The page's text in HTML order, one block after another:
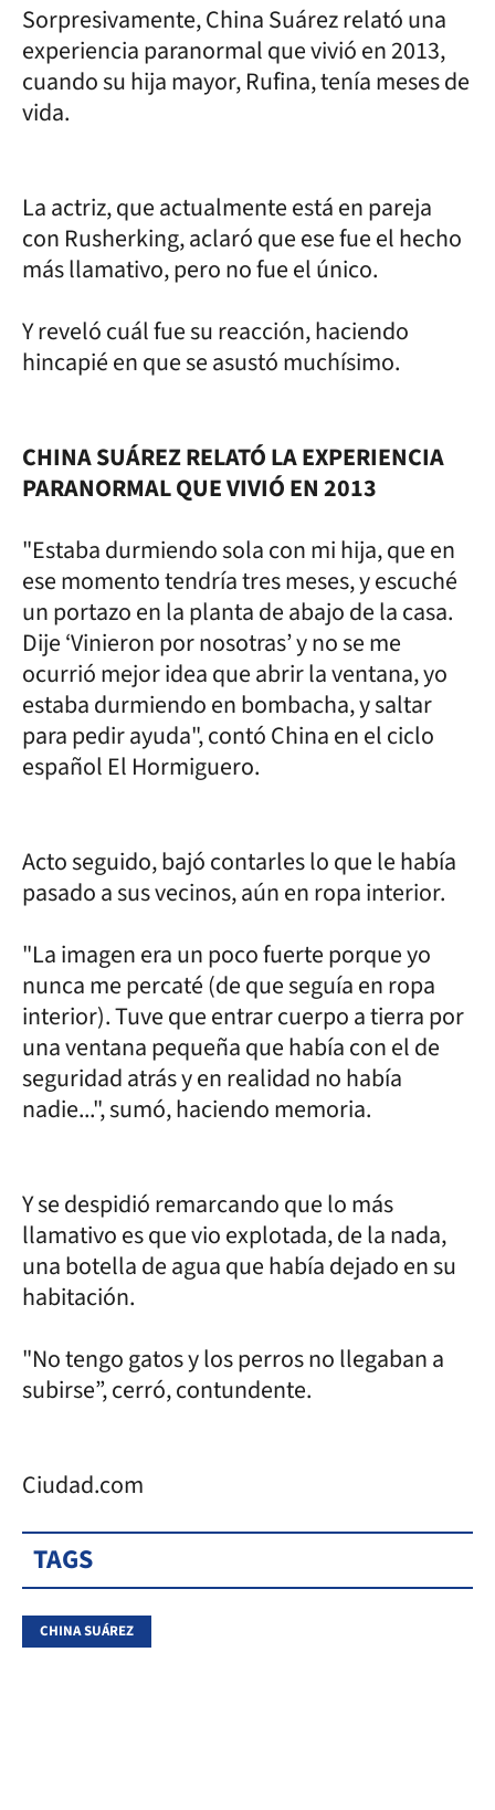
Sorpresivamente, China Suárez relató una
experiencia paranormal que vivió en 2013,
cuando su hija mayor, Rufina, tenía meses de
vida.
La actriz, que actualmente está en pareja
con Rusherking, aclaró que ese fue el hecho
más llamativo, pero no fue el único.
Y reveló cuál fue su reacción, haciendo
hincapié en que se asustó muchísimo.
CHINA SUÁREZ RELATÓ LA EXPERIENCIA
PARANORMAL QUE VIVIÓ EN 2013
"Estaba durmiendo sola con mi hija, que en
ese momento tendría tres meses, y escuché
un portazo en la planta de abajo de la casa.
Dije ‘Vinieron por nosotras’ y no se me
ocurrió mejor idea que abrir la ventana, yo
estaba durmiendo en bombacha, y saltar
para pedir ayuda", contó China en el ciclo
español El Hormiguero.
Acto seguido, bajó contarles lo que le había
pasado a sus vecinos, aún en ropa interior.
"La imagen era un poco fuerte porque yo
nunca me percaté (de que seguía en ropa
interior). Tuve que entrar cuerpo a tierra por
una ventana pequeña que había con el de
seguridad atrás y en realidad no había
nadie...", sumó, haciendo memoria.
Y se despidió remarcando que lo más
llamativo es que vio explotada, de la nada,
una botella de agua que había dejado en su
habitación.
"No tengo gatos y los perros no llegaban a
subirse”, cerró, contundente.
Ciudad.com
TAGS
CHINA SUÁREZ